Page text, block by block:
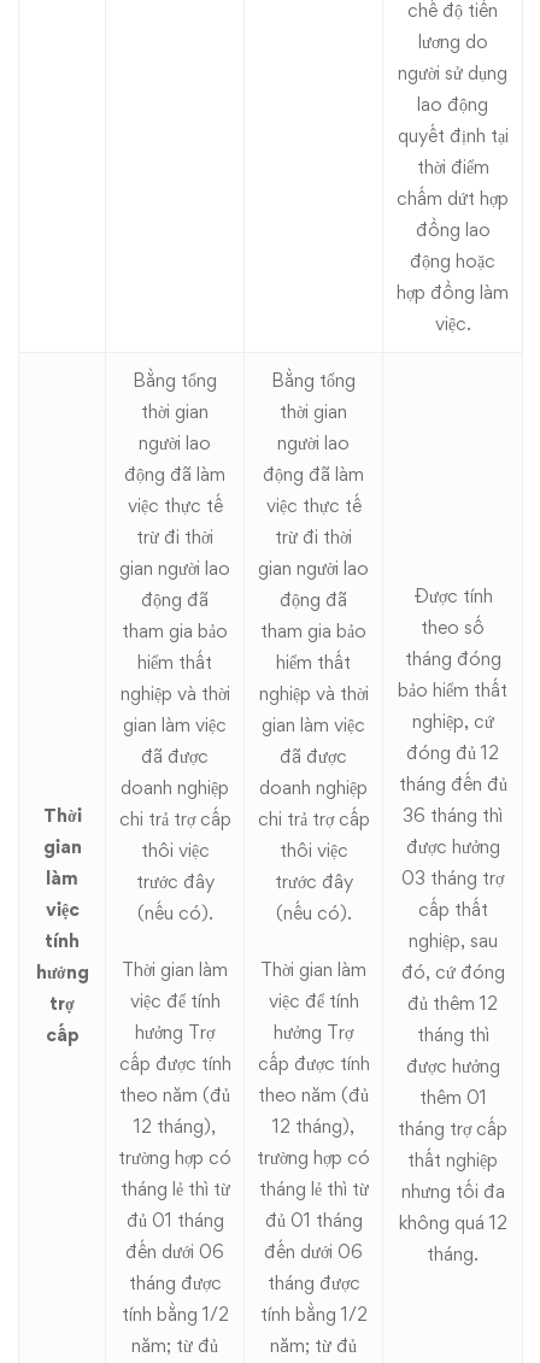
chế độ tiền
lương do
người sử dụng
lao động
quyết định tại
thời điểm
chấm dứt hợp
đồng lao
động hoặc
hợp đồng làm
việc.
Thời
gian
làm
việc
tính
hưởng
trợ
cấp
Bằng tổng
thời gian
người lao
động đã làm
việc thực tế
trừ đi thời
gian người lao
động đã
tham gia bảo
hiểm thất
nghiệp và thời
gian làm việc
đã được
doanh nghiệp
chi trả trợ cấp
thôi việc
trước đây
(nếu có).
Thời gian làm
việc để tính
hưởng Trợ
cấp được tính
theo năm (đủ
12 tháng),
trường hợp có
tháng lẻ thì từ
đủ 01 tháng
đến dưới 06
tháng được
tính bằng 1/2
năm; từ đủ
Bằng tổng
thời gian
người lao
động đã làm
việc thực tế
trừ đi thời
gian người lao
động đã
tham gia bảo
hiểm thất
nghiệp và thời
gian làm việc
đã được
doanh nghiệp
chi trả trợ cấp
thôi việc
trước đây
(nếu có).
Thời gian làm
việc để tính
hưởng Trợ
cấp được tính
theo năm (đủ
12 tháng),
trường hợp có
tháng lẻ thì từ
đủ 01 tháng
đến dưới 06
tháng được
tính bằng 1/2
năm; từ đủ
Được tính
theo số
tháng đóng
bảo hiểm thất
nghiệp, cứ
đóng đủ 12
tháng đến đủ
36 tháng thì
được hưởng
03 tháng trợ
cấp thất
nghiệp, sau
đó, cứ đóng
đủ thêm 12
tháng thì
được hưởng
thêm 01
tháng trợ cấp
thất nghiệp
nhưng tối đa
không quá 12
tháng.